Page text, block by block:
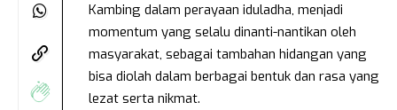
Kambing dalam perayaan iduladha, menjadi
momentum yang selalu dinanti-nantikan oleh
masyarakat, sebagai tambahan hidangan yang
bisa diolah dalam berbagai bentuk dan rasa yang
lezat serta nikmat.